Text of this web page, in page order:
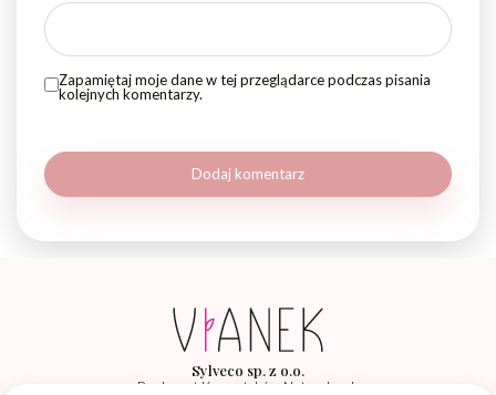
Zapamiętaj moje dane w tej przeglądarce podczas pisania
kolejnych komentarzy.
Sylveco sp. z o.o.
Producent Kosmetyków Naturalnych